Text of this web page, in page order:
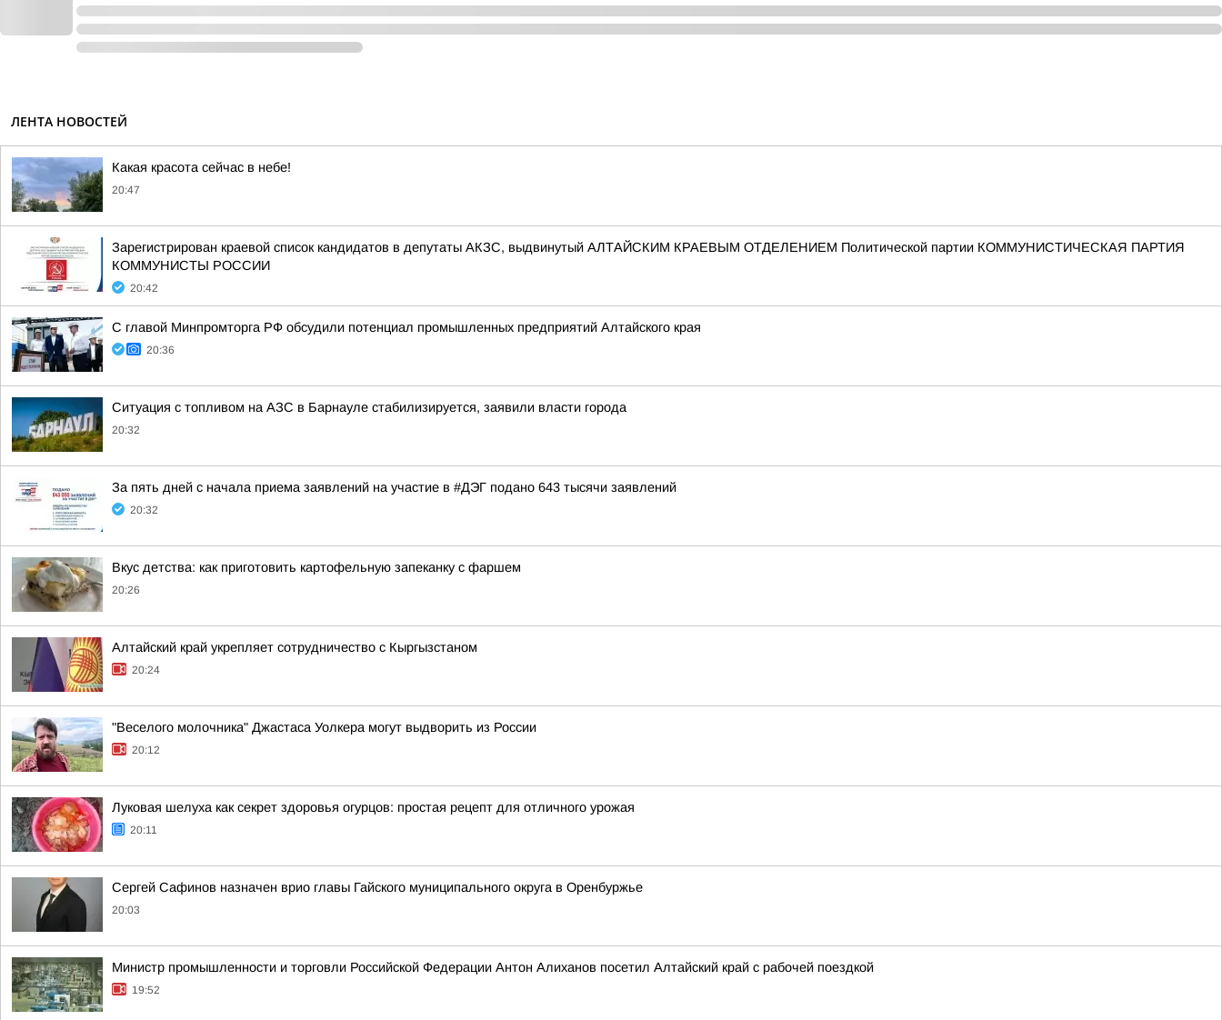
ЛЕНТА НОВОСТЕЙ
Какая красота сейчас в небе!
20:47
Зарегистрирован краевой список кандидатов в депутаты АКЗС, выдвинутый АЛТАЙСКИМ КРАЕВЫМ ОТДЕЛЕНИЕМ Политической партии КОММУНИСТИЧЕСКАЯ ПАРТИЯ
КОММУНИСТЫ РОССИИ
20:42
С главой Минпромторга РФ обсудили потенциал промышленных предприятий Алтайского края
20:36
Ситуация с топливом на АЗС в Барнауле стабилизируется, заявили власти города
20:32
За пять дней с начала приема заявлений на участие в #ДЭГ подано 643 тысячи заявлений
20:32
Вкус детства: как приготовить картофельную запеканку с фаршем
20:26
Алтайский край укрепляет сотрудничество с Кыргызстаном
20:24
"Веселого молочника" Джастаса Уолкера могут выдворить из России
20:12
Луковая шелуха как секрет здоровья огурцов: простая рецепт для отличного урожая
20:11
Сергей Сафинов назначен врио главы Гайского муниципального округа в Оренбуржье
20:03
Министр промышленности и торговли Российской Федерации Антон Алиханов посетил Алтайский край с рабочей поездкой
19:52